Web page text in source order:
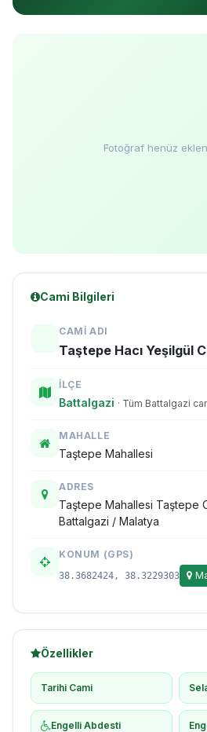
Fotoğraf henüz
Cami Bilgileri
CAMI ADI
Taştepe Hacı Yeşilgül
İLÇE
Battalgazi · Tüm Battalgazi
MAHALLE
Taştepe Mahallesi
ADRES
Taştepe Mahallesi Taştepe
Battalgazi / Malatya
KONUM (GPS)
38.3682424, 38.3229303
Özellikler
Tarihi Cami
Engelli Abdesti